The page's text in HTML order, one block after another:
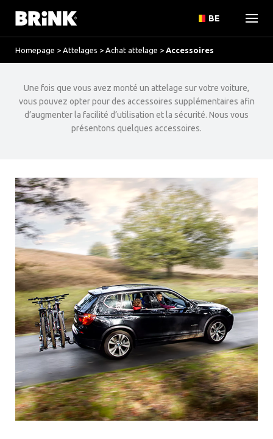
BE
Homepage > Attelages > Achat attelage > Accessoires
Une fois que vous avez monté un attelage sur votre voiture,
vous pouvez opter pour des accessoires supplémentaires afin
d’augmenter la facilité d’utilisation et la sécurité. Nous vous
présentons quelques accessoires.